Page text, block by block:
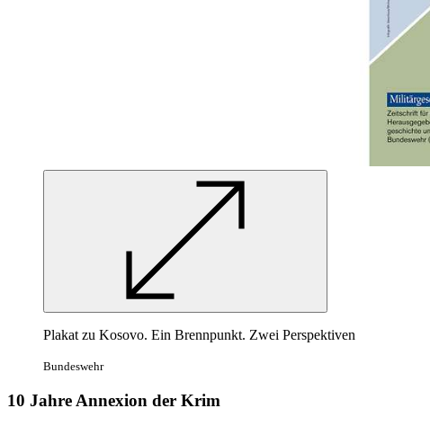
Plakat zu Kosovo. Ein Brennpunkt. Zwei Perspektiven
Bundeswehr
10 Jahre Annexion der Krim